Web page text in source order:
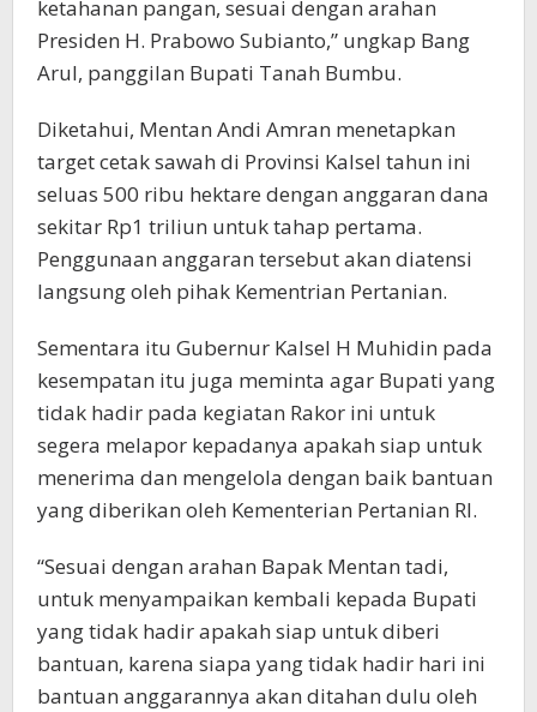
ketahanan pangan, sesuai dengan arahan
Presiden H. Prabowo Subianto,” ungkap Bang
Arul, panggilan Bupati Tanah Bumbu.
Diketahui, Mentan Andi Amran menetapkan
target cetak sawah di Provinsi Kalsel tahun ini
seluas 500 ribu hektare dengan anggaran dana
sekitar Rp1 triliun untuk tahap pertama.
Penggunaan anggaran tersebut akan diatensi
langsung oleh pihak Kementrian Pertanian.
Sementara itu Gubernur Kalsel H Muhidin pada
kesempatan itu juga meminta agar Bupati yang
tidak hadir pada kegiatan Rakor ini untuk
segera melapor kepadanya apakah siap untuk
menerima dan mengelola dengan baik bantuan
yang diberikan oleh Kementerian Pertanian RI.
“Sesuai dengan arahan Bapak Mentan tadi,
untuk menyampaikan kembali kepada Bupati
yang tidak hadir apakah siap untuk diberi
bantuan, karena siapa yang tidak hadir hari ini
bantuan anggarannya akan ditahan dulu oleh